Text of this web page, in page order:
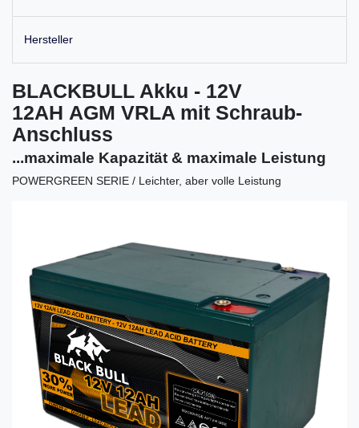
Hersteller
BLACKBULL Akku - 12V
12AH AGM VRLA mit Schraub-
Anschluss
...maximale Kapazität & maximale Leistung
POWERGREEN SERIE / Leichter, aber volle Leistung